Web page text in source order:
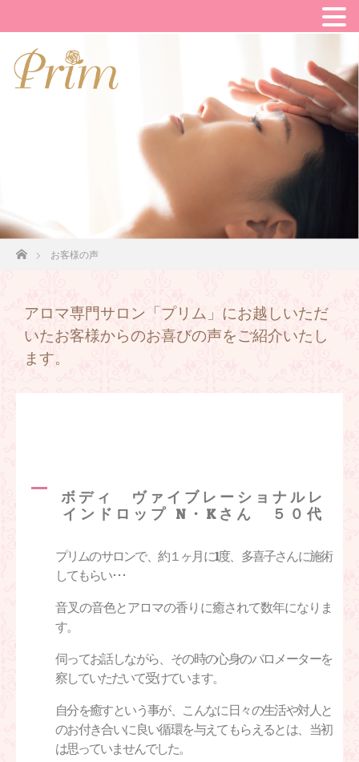
ホームお客様の声
アロマ専門サロン「プリム」にお越しいただ
いたお客様からのお喜びの声をご紹介いたし
ます。
ボディ ヴァイブレーショナルレ
インドロップ N・Kさん ５０代
プリムのサロンで、約１ヶ月に1度、多喜子さんに施術
してもらい･･･
音叉の音色とアロマの香りに癒されて数年になりま
す。
伺ってお話しながら、その時の心身のバロメーターを
察していただいて受けています。
自分を癒すという事が、こんなに日々の生活や対人と
のお付き合いに良い循環を与えてもらえるとは、当初
は思っていませんでした。